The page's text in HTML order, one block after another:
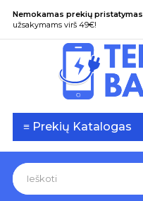
Nemokamas prekių pristatymas
užsakymams virš 49€!
Toggle
navigation
☰
≡ Prekių Katalogas